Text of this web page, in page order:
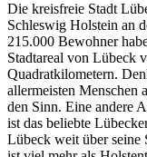
Die kreisfreie Stadt
Schleswig Holstein an
215.000 Bewohner
Stadtareal von Lübeck
Quadratkilometern.
allermeisten Menschen
den Sinn. Eine andere
ist das beliebte
Lübeck weit über seine